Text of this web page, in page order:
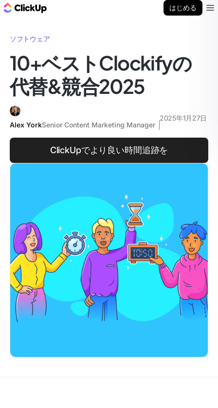
はじめる
ソフトウェア
10+ベストClockifyの
代替&競合2025
Alex YorkSenior Content Marketing Manager
2025年1月27日
ClickUpでより良い時間追跡を